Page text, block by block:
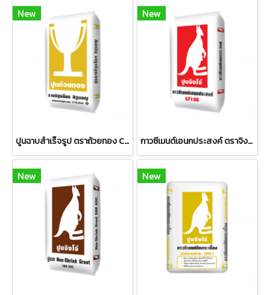
New
ปูนฉาบสำเร็จรูป ตราถ้วยทอง CP027 ฉาบอิฐบล็อก อิฐมอญ
New
กาวซีเมนต์เอนกประสงค์ ตราจิงโจ้ GP100
New New